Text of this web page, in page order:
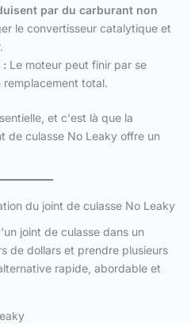
par du carburant non
le convertisseur catalytique et
: Le moteur peut finir par se
total.
et c'est là que la
de culasse No Leaky offre un
du joint de culasse No Leaky
joint de culasse dans un
de dollars et prendre plusieurs
rapide, abordable et